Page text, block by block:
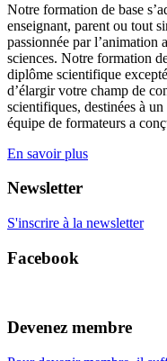
Notre formation de base
enseignant, parent ou tout
passionnée par l’animation
sciences. Notre formation
diplôme scientifique
d’élargir votre champ de
scientifiques, destinées à
équipe de formateurs a
En savoir plus
Newsletter
S'inscrire à la newsletter
Facebook
Devenez membre